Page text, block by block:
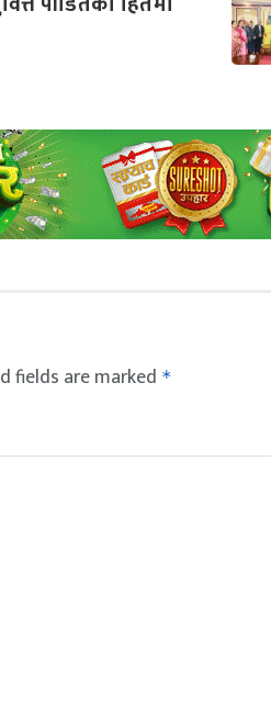
fields are marked *